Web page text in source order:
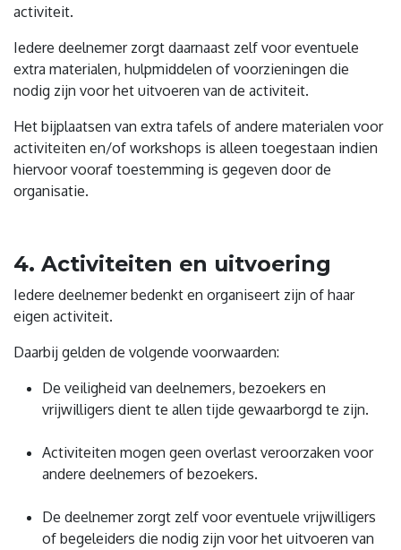
activiteit.
Iedere deelnemer zorgt daarnaast zelf voor eventuele
extra materialen, hulpmiddelen of voorzieningen die
nodig zijn voor het uitvoeren van de activiteit.
Het bijplaatsen van extra tafels of andere materialen voor
activiteiten en/of workshops is alleen toegestaan indien
hiervoor vooraf toestemming is gegeven door de
organisatie.
4. Activiteiten en uitvoering
Iedere deelnemer bedenkt en organiseert zijn of haar
eigen activiteit.
Daarbij gelden de volgende voorwaarden:
De veiligheid van deelnemers, bezoekers en
vrijwilligers dient te allen tijde gewaarborgd te zijn.
Activiteiten mogen geen overlast veroorzaken voor
andere deelnemers of bezoekers.
De deelnemer zorgt zelf voor eventuele vrijwilligers
of begeleiders die nodig zijn voor het uitvoeren van